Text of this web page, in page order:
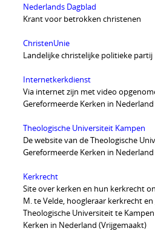
Nederlands Dagblad
Krant voor betrokken christenen
ChristenUnie
Landelijke christelijke politieke partij
Internetkerkdienst
Via internet zijn met video
Gereformeerde Kerken in
Theologische Universiteit Kampen
De website van de Theologische
Gereformeerde Kerken in
Kerkrecht
Site over kerken en hun kerkrecht
M. te Velde, hoogleraar kerkrecht
Theologische Universiteit te
Kerken in Nederland (Vrijgemaakt)